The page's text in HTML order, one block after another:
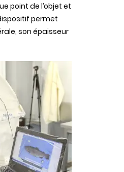
point de l’objet et
permet
son épaisseur